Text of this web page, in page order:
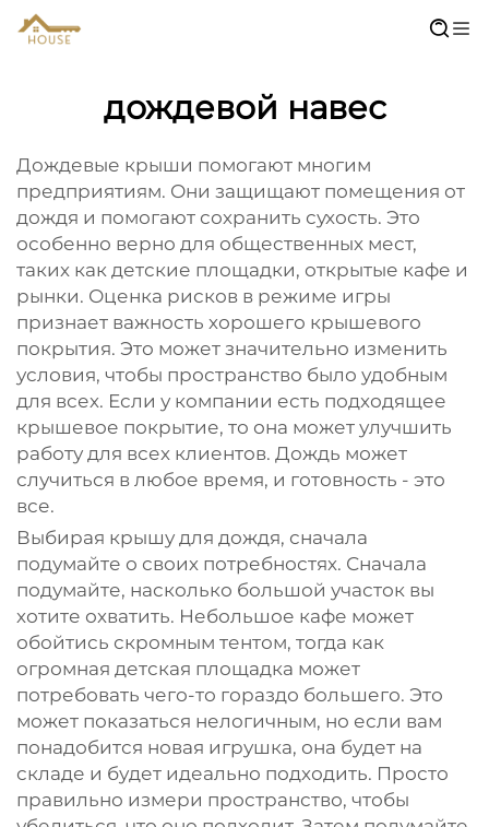
дождевой навес
Дождевые крыши помогают многим
предприятиям. Они защищают помещения от
дождя и помогают сохранить сухость. Это
особенно верно для общественных мест,
таких как детские площадки, открытые кафе и
рынки. Оценка рисков в режиме игры
признает важность хорошего крышевого
покрытия. Это может значительно изменить
условия, чтобы пространство было удобным
для всех. Если у компании есть подходящее
крышевое покрытие, то она может улучшить
работу для всех клиентов. Дождь может
случиться в любое время, и готовность - это
все.
Выбирая крышу для дождя, сначала
подумайте о своих потребностях. Сначала
подумайте, насколько большой участок вы
хотите охватить. Небольшое кафе может
обойтись скромным тентом, тогда как
огромная детская площадка может
потребовать чего-то гораздо большего. Это
может показаться нелогичным, но если вам
понадобится новая игрушка, она будет на
складе и будет идеально подходить. Просто
правильно измери пространство, чтобы